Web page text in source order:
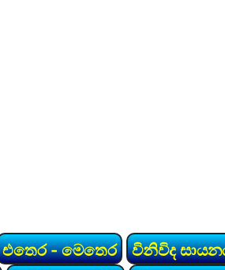
එතෙර - මෙතෙර විනිවිද